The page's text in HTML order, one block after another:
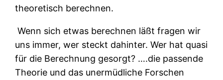
theoretisch berechnen.
Wenn sich etwas berechnen läßt fragen wir
uns immer, wer steckt dahinter. Wer hat quasi
für die Berechnung gesorgt? ….die passende
Theorie und das unermüdliche Forschen